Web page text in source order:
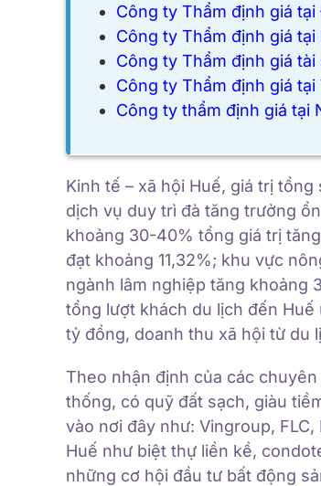
Công ty Thẩm định giá tại
Công ty Thẩm định giá tại
Công ty Thẩm định giá
Công ty Thẩm định giá tại
Công ty thẩm định giá tại
Kinh tế – xã hội Huế, giá trị
dịch vụ duy trì đà tăng trưởng
khoảng 30-40% tổng giá trị
đạt khoảng 11,32%; khu vực
ngành lâm nghiệp tăng khoảng
tổng lượt khách du lịch đến
tỷ đồng, doanh thu xã hội từ du
Theo nhận định của các
thống, có quỹ đất sạch, giàu
vào nơi đây như: Vingroup,
Huế như biệt thự liền kề,
những cơ hội đầu tư bất động